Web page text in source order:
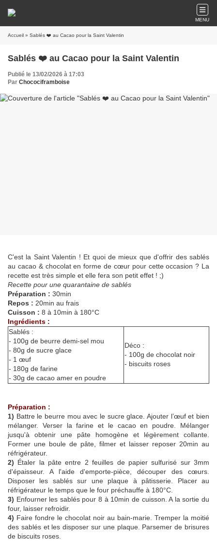
MENU
Accueil » Sablés ❤️ au Cacao pour la Saint Valentin
Sablés ❤️ au Cacao pour la Saint Valentin
Publié le 13/02/2026 à 17:03
Par Chocociframboise
C'est la Saint Valentin ! Et quoi de mieux que d'offrir des sablés
au cacao & chocolat en forme de cœur pour cette occasion ? La
recette est très simple et elle fera son petit effet ! ;)
Recette pour une quarantaine de sablés
Préparation : 30min
Repos : 20min au frais
Cuisson : 8 à 10min à 180°C
Ingrédients :
Sablés :
- 100g de beurre demi-sel mou
- 80g de sucre glace
- 1 œuf
- 180g de farine
- 30g de cacao amer en poudre
Déco :
- 100g de chocolat noir
- biscuits roses
Préparation :
1) Battre le beurre mou avec le sucre glace. Ajouter l’œuf et bien
mélanger. Verser la farine et le cacao en poudre. Mélanger
jusqu'à obtenir une pâte homogène et légèrement collante.
Former une boule de pâte, filmer et laisser reposer 20min au
réfrigérateur.
2) Étaler la pâte entre 2 feuilles de papier sulfurisé sur 3mm
d'épaisseur. A l'aide d'emporte-pièce, découper des cœurs.
Disposer les sablés sur une plaque à pâtisserie. Placer au
réfrigérateur le temps que le four préchauffe à 180°C.
3) Enfourner les sablés pour 8 à 10min de cuisson. A la sortie du
four, laisser refroidir.
4) Faire fondre le chocolat noir au bain-marie. Tremper la moitié
des sablés et les disposer sur une plaque. Parsemer de brisures
de biscuits roses.